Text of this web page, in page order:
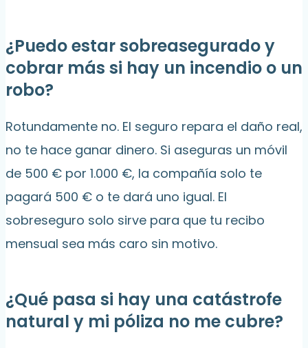
¿Puedo estar sobreasegurado y
cobrar más si hay un incendio o un
robo?
Rotundamente no. El seguro repara el daño real,
no te hace ganar dinero. Si aseguras un móvil
de 500 € por 1.000 €, la compañía solo te
pagará 500 € o te dará uno igual. El
sobreseguro solo sirve para que tu recibo
mensual sea más caro sin motivo.
¿Qué pasa si hay una catástrofe
natural y mi póliza no me cubre?